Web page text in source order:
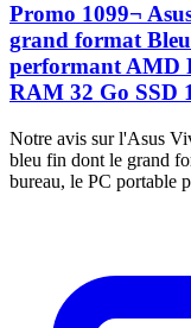
Promo 1099¬
grand format
performant AMD
RAM 32 Go SSD
Notre avis sur l'Asus
bleu fin dont le grand
bureau, le PC portable